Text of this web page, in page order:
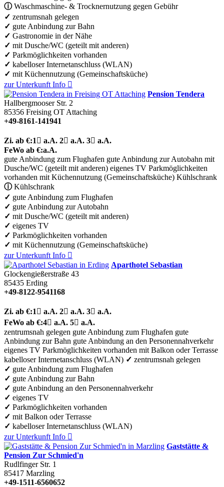
ⓘWaschmaschine- & Trocknernutzung gegen Gebühr
✓ zentrumsnah gelegen
✓ gute Anbindung zur Bahn
✓ Gastronomie in der Nähe
✓ mit Dusche/WC (geteilt mit anderen)
✓ Parkmöglichkeiten vorhanden
✓ kabelloser Internetanschluss (WLAN)
✓ mit Küchennutzung (Gemeinschaftsküche)
zur Unterkunft Info 
Pension Tendera
Hallbergmooser Str. 2
85356 Freising OT Attaching
+49-8161-141941
Zi. ab €:1  a.A. 2 a.A. 3 a.A.
FeWo ab €:a.A.
gute Anbindung zum Flughafen gute Anbindung zur Autobahn mit
Dusche/WC (geteilt mit anderen) eigenes TV Parkmöglichkeiten
vorhanden mit Küchennutzung (Gemeinschaftsküche) Kühlschrank
ⓘKühlschrank
✓ gute Anbindung zum Flughafen
✓ gute Anbindung zur Autobahn
✓ mit Dusche/WC (geteilt mit anderen)
✓ eigenes TV
✓ Parkmöglichkeiten vorhanden
✓ mit Küchennutzung (Gemeinschaftsküche)
zur Unterkunft Info 
Aparthotel Sebastian
Glockengießerstraße 43
85435 Erding
+49-8122-9541168
Zi. ab €:1  a.A. 2 a.A. 3 a.A.
FeWo ab €:4 a.A. 5 a.A.
zentrumsnah gelegen gute Anbindung zum Flughafen gute
Anbindung zur Bahn gute Anbindung an den Personennahverkehr
eigenes TV Parkmöglichkeiten vorhanden mit Balkon oder Terrasse
kabelloser Internetanschluss (WLAN) ✓ zentrumsnah gelegen
✓ gute Anbindung zum Flughafen
✓ gute Anbindung zur Bahn
✓ gute Anbindung an den Personennahverkehr
✓ eigenes TV
✓ Parkmöglichkeiten vorhanden
✓ mit Balkon oder Terrasse
✓ kabelloser Internetanschluss (WLAN)
zur Unterkunft Info 
Gaststätte &
Pension Zur Schmied'n
Rudlfinger Str. 1
85417 Marzling
+49-1511-6560652